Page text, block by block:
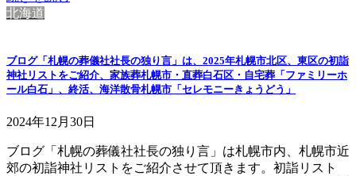
北海道
ブログ「札幌の葬儀社社長の独り言」は、2025年札幌市北区、東区の初詣
神社リストをご紹介、家族葬札幌市・直葬白石区・自宅葬「ファミリーホ
ール白石」、終活、海洋散骨札幌市「セレモニーきょうどう」
2024年12月30日
ブログ「札幌の葬儀社社長の独り言」は札幌市内、札幌市近
郊の初詣神社リストをご紹介させて頂きます。初詣リスト